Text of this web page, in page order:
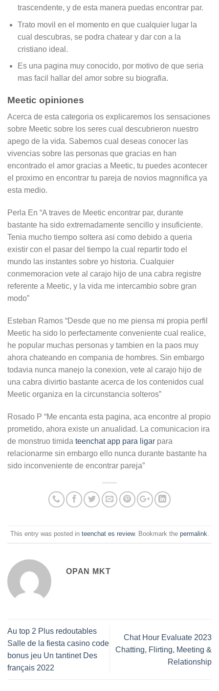
trascendente, y de esta manera puedas encontrar par.
Trato movil en el momento en que cualquier lugar la
cual descubras, se podra chatear y dar con a la
cristiano ideal.
Es una pagina muy conocido, por motivo de que seri­a
mas facil hallar del amor sobre su biografia.
Meetic opiniones
Acerca de esta categoria os explicaremos los sensaciones
sobre Meetic sobre los seres cual descubrieron nuestro
apego de la vida. Sabemos cual deseas conocer las
vivencias sobre las personas que gracias en han
encontrado el amor gracias a Meetic, tu puedes acontecer
el proximo en encontrar tu pareja de novios magnnifica ya
esta medio.
Perla En “A traves de Meetic encontrar par, durante
bastante ha sido extremadamente sencillo y insuficiente.
Tenia mucho tiempo soltera asi­ como debido a queria
existir con el pasar del tiempo la cual repartir todo el
mundo las instantes sobre yo historia. Cualquier
conmemoracion vete al carajo hijo de una cabra registre
referente a Meetic, y la vida me intercambio sobre gran
modo”
Esteban Ramos “Desde que no me piensa mi propia perfil
Meetic ha sido lo perfectamente conveniente cual realice,
he popular muchas personas y tambien en la paos muy
ahora chateando en compania de hombres. Sin embargo
todavia nunca manejo la conexion, vete al carajo hijo de
una cabra divirtio bastante acerca de los contenidos cual
Meetic organiza en la circunstancia solteros”
Rosado P “Me encanta esta pagina, aca encontre al propio
prometido, ahora existe un anualidad. La comunicacion ira
de monstruo timida teenchat app para ligar para
relacionarme sin embargo ello nunca durante bastante ha
sido inconveniente de encontrar pareja”
This entry was posted in teenchat es review. Bookmark the permalink.
OPAN MKT
Au top 2 Plus redoutables
Salle de la fiesta casino code
bonus jeu Un tantinet Des
français 2022
Chat Hour Evaluate 2023
Chatting, Flirting, Meeting &
Relationship